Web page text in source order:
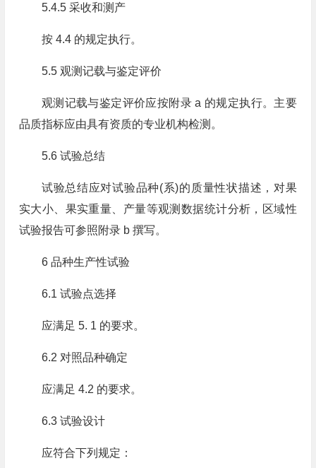
5.4.5 采收和测产
按 4.4 的规定执行。
5.5 观测记载与鉴定评价
观测记载与鉴定评价应按附录 a 的规定执行。主要
品质指标应由具有资质的专业机构检测。
5.6 试验总结
试验总结应对试验品种(系)的质量性状描述，对果
实大小、果实重量、产量等观测数据统计分析，区域性
试验报告可参照附录 b 撰写。
6 品种生产性试验
6.1 试验点选择
应满足 5. 1 的要求。
6.2 对照品种确定
应满足 4.2 的要求。
6.3 试验设计
应符合下列规定：